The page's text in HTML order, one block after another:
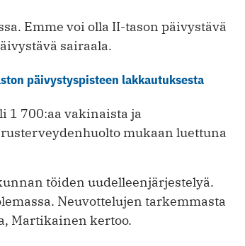
Emme voi olla II-tason päivystävä
sairaala.
päivystyspisteen lakkautuksesta
1 700:aa vakinaista ja
mukaan luettuna
töiden uudelleenjärjestelyä.
Neuvottelujen tarkemmasta
Martikainen kertoo.